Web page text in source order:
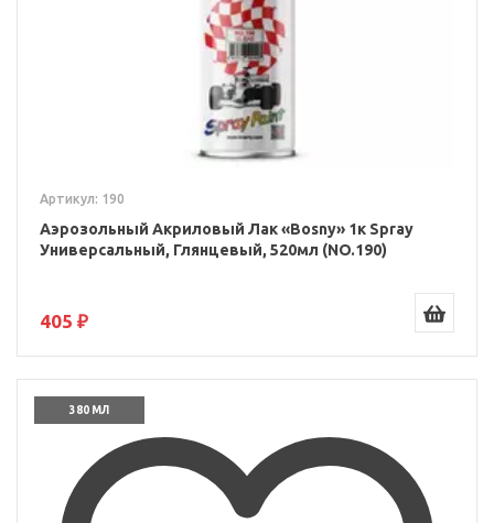
Артикул: 190
Аэрозольный Акриловый Лак «Bosny» 1к Spray
Универсальный, Глянцевый, 520мл (NO.190)
405 ₽
380 МЛ